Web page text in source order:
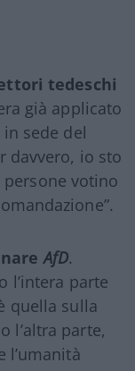
tedeschi
già applicato
sede del
davvero, io sto
votino
AfD.
l’intera parte
quella sulla
l’altra parte,
l’umanità